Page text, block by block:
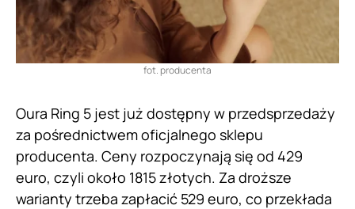
fot. producenta
Oura Ring 5 jest już dostępny w przedsprzedaży
za pośrednictwem oficjalnego sklepu
producenta. Ceny rozpoczynają się od 429
euro, czyli około 1815 złotych. Za droższe
warianty trzeba zapłacić 529 euro, co przekłada